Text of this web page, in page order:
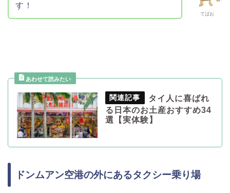
てばお
す！
タイ人に喜ばれ
る日本のお土産おすすめ34
選【実体験】
ドンムアン空港の外にあるタクシー乗り場